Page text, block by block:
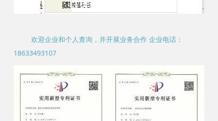
欢迎企业和个人查询，并开展业务合作 企业电话：
18633493107